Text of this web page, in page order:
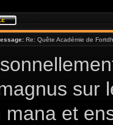
Re: Quête Académie de
sur
mana et